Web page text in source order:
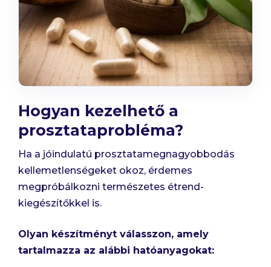
Hogyan kezelhető a
prosztataprobléma?
Ha a jóindulatú prosztatamegnagyobbodás
kellemetlenségeket okoz, érdemes
megpróbálkozni természetes étrend-
kiegészítőkkel is.
Olyan készítményt válasszon, amely
tartalmazza az alábbi hatóanyagokat: